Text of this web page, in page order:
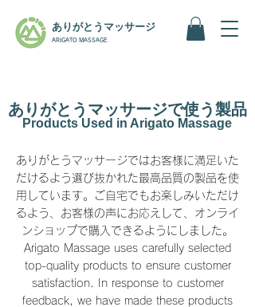
ありがとうマッサージ
ARIGATO MASSAGE
ありがとうマッサージで使う製品
Products Used in Arigato Massage
ありがとうマッサージではお客様に満足いた
だけるよう選び抜かれた最高品質の製品を使
用しています。ご自宅でもお楽しみいただけ
るよう、お客様の声にお応えして、オンライ
ンショップで購入できるようにしました。
Arigato Massage uses carefully selected
top-quality products to ensure customer
satisfaction. In response to customer
feedback, we have made these products